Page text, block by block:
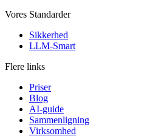
Vores Standarder
Sikkerhed
LLM-Smart
Flere links
Priser
Blog
AI-guide
Sammenligning
Virksomhed